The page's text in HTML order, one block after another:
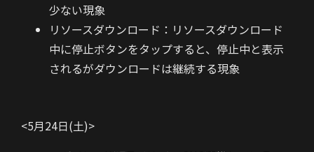
少ない現象
リソースダウンロード：リソースダウンロード
中に停止ボタンをタップすると、停止中と表示
されるがダウンロードは継続する現象
<5月24日(土)>